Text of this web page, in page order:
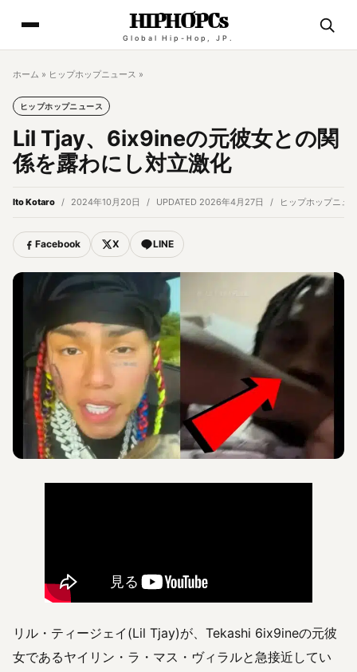
HIPHOPCs
Global Hip-Hop, JP.
ホーム » ヒップホップニュース »
ヒップホップニュース
Lil Tjay、6ix9ineの元彼女との関
係を露わにし対立激化
Ito Kotaro 2024年10月20日 UPDATED 2026年4月27日 ヒップホップニュ
Facebook X LINE
リル・ティージェイ(Lil Tjay)が、Tekashi 6ix9ineの元彼
女であるヤイリン・ラ・マス・ヴィラルと急接近してい